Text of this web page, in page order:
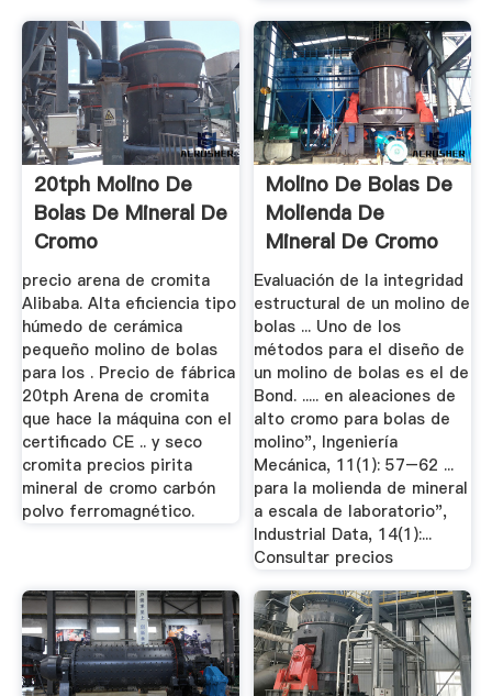
20tph Molino De
Bolas De Mineral De
Cromo
precio arena de cromita
Alibaba. Alta eficiencia tipo
húmedo de cerámica
pequeño molino de bolas
para los . Precio de fábrica
20tph Arena de cromita
que hace la máquina con el
certificado CE .. y seco
cromita precios pirita
mineral de cromo carbón
polvo ferromagnético.
Molino De Bolas De
Molienda De
Mineral De Cromo
Evaluación de la integridad
estructural de un molino de
bolas ... Uno de los
métodos para el diseño de
un molino de bolas es el de
Bond. ..... en aleaciones de
alto cromo para bolas de
molino", Ingeniería
Mecánica, 11(1): 57–62 ...
para la molienda de mineral
a escala de laboratorio",
Industrial Data, 14(1):...
Consultar precios